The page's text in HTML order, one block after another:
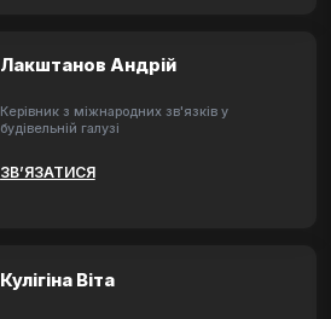
Лакштанов Андрій
Керівник з міжнародних зв'язків у
будівельній галузі
ЗВ’ЯЗАТИСЯ
Кулігіна Віта